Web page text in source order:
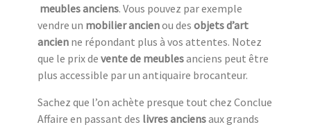
meubles anciens. Vous pouvez par exemple
vendre un mobilier ancienou des objets d’art
ancien ne répondant plus à vos attentes. Notez
que le prix de vente de meublesanciens peut être
plus accessible par un antiquaire brocanteur.
Sachez que l’on achète presque tout chez Conclue
Affaire en passant des livres anciensaux grands